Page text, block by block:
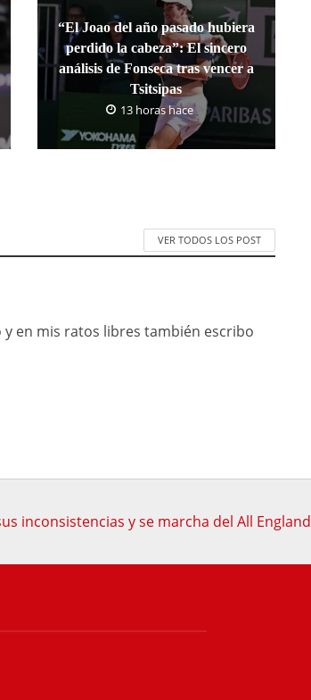
“El Joao del año pasado hubiera
perdido la cabeza”: El sincero
análisis de Fonseca tras vencer a
Tsitsipas
13 horas hace
VER TODOS LOS POST
en mis ratos libres también escribo
inconsistencias y se marcha del All England